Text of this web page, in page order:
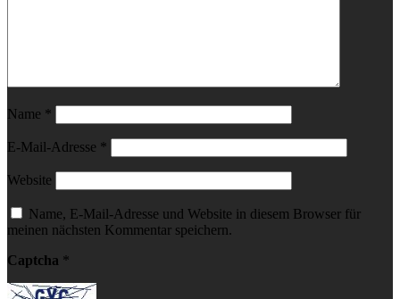
Name *
E-Mail-Adresse *
Website
Name, E-Mail-Adresse und Website in diesem Browser für
meinen nächsten Kommentar speichern.
Captcha *